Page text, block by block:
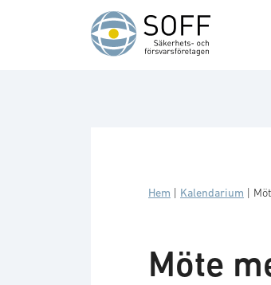
Hoppa till innehåll
Hem Kalendarium
Möte